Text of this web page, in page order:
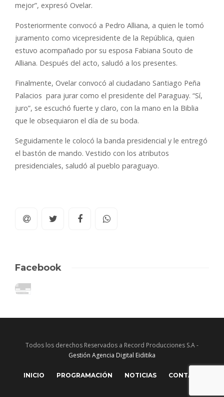
mejor”, expresó Ovelar.
Posteriormente convocó a Pedro Alliana, a quien le tomó
juramento como vicepresidente de la República, quien
estuvo acompañado por su esposa Fabiana Souto de
Alliana. Después del acto, saludó a los presentes.
Finalmente, Ovelar convocó al ciudadano Santiago Peña
Palacios para jurar como el presidente del Paraguay. “Sí,
juro”, se escuchó fuerte y claro, con la mano en la Biblia
que le obsequiaron el día de su boda.
Seguidamente le colocó la banda presidencial y le entregó
el bastón de mando. Vestido con los atributos
presidenciales, saludó al pueblo paraguayo.
Facebook
Todos los derechos Reservados a Record Producciones S.A -
Gestión Agencia Digital Eiditika
INICIO PROGRAMACIÓN NOTICIAS CONTACTO